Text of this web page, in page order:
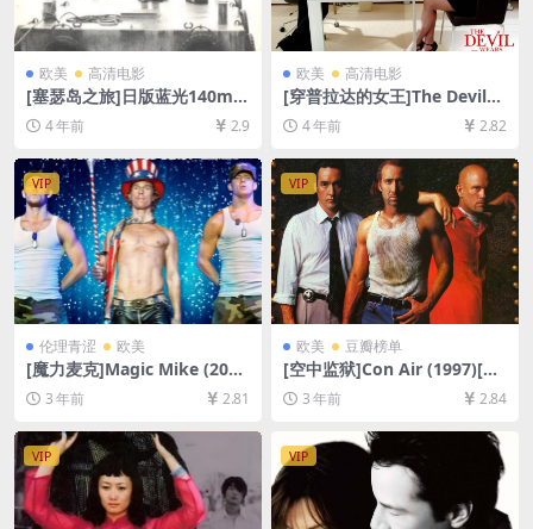
欧美 高清电影
[塞瑟岛之旅]日版蓝光140min
Ταξίδι στα Κύθηρα (1984)
[百度网盘+夸克网盘+迅雷云
盘资源1080P超清未删减][MP
4/8.1GB][原声中字]
4 年前 2.9
欧美 高清电影
[穿普拉达的女王]The Devil
Wears Prada (2006)[百度网
盘+迅雷云盘资源1080P超清
未删减][MP4/7GB][中英字幕]
4 年前 2.82
VIP
伦理青涩 欧美
[魔力麦克]Magic Mike (201
2)[百度网盘+夸克网盘1080P
超清未删减资源][网盘在线播
幕]
3 年前 2.81
VIP
欧美 豆瓣榜单
[空中监狱]Con Air (1997)[百
度网盘+夸克网盘1080P超清
未删减资源][网盘在线播放/下
3 年前 2.84
VIP VIP